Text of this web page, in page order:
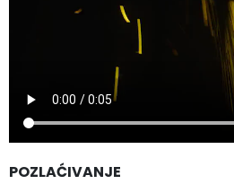
POZLAĆIVANJE